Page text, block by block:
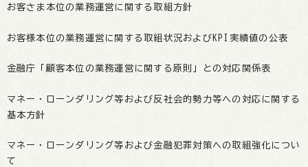
お客さま本位の業務運営に関する取組方針
お客様本位の業務運営に関する取組状況およびKPI実績値の公表
金融庁「顧客本位の業務運営に関する原則」との対応関係表
マネー・ローンダリング等および反社会的勢力等への対応に関する
基本方針
マネー・ローンダリング等および金融犯罪対策への取組強化につい
て